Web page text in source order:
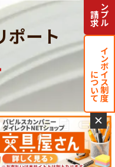
ポート
定点観測
請求
インボイス制度
について
✕